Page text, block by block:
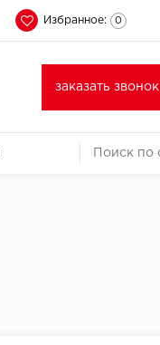
Избранное: 0
заказать звонок